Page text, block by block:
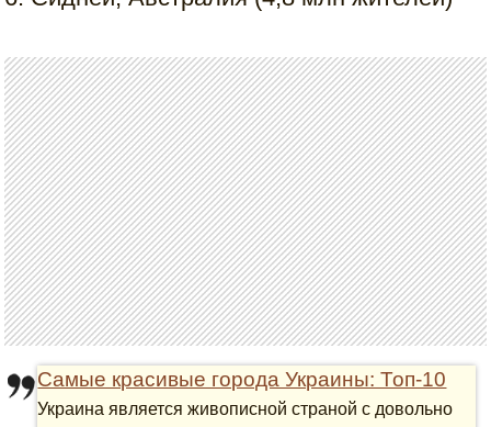
Самые красивые города Украины: Топ-10
Украина является живописной страной с довольно